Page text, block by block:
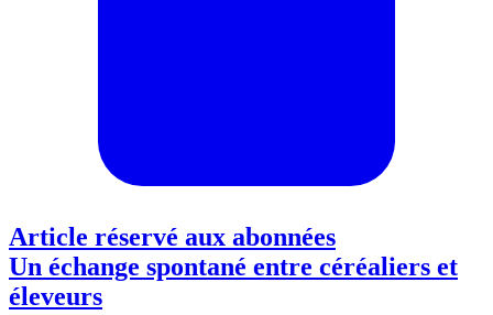
Article réservé aux abonnées
Un échange spontané entre céréaliers et
éleveurs